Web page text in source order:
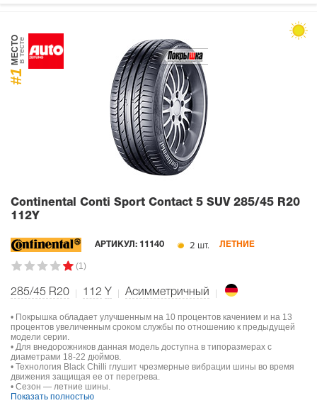
#1
МЕСТОв тесте
Continental Conti Sport Contact 5 SUV 285/45 R20
112Y
АРТИКУЛ: 11140 2 шт. ЛЕТНИЕ
(1)
285/45 R20 112 Y Асимметричный
• Покрышка обладает улучшенным на 10 процентов качением и на 13
процентов увеличенным сроком службы по отношению к предыдущей
модели серии.
• Для внедорожников данная модель доступна в типоразмерах с
диаметрами 18-22 дюймов.
• Технология Black Chilli глушит чрезмерные вибрации шины во время
движения защищая ее от перегрева.
• Сезон — летние шины.
Показать полностью